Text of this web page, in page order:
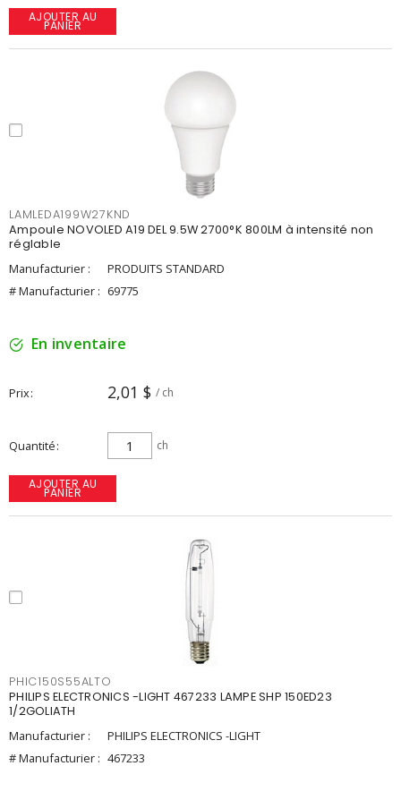
AJOUTER AU
PANIER
LAMLEDA199W27KND
Ampoule NOVOLED A19 DEL 9.5W 2700°K 800LM à intensité non
réglable
Manufacturier :
PRODUITS STANDARD
# Manufacturier : 69775
En inventaire
Prix 2,01 $ / ch
Quantité ch
AJOUTER AU
PANIER
PHIC150S55ALTO
PHILIPS ELECTRONICS -LIGHT 467233 LAMPE SHP 150ED23
1/2GOLIATH
Manufacturier :
PHILIPS ELECTRONICS -LIGHT
# Manufacturier : 467233